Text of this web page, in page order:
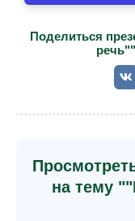
Поделиться
на тему